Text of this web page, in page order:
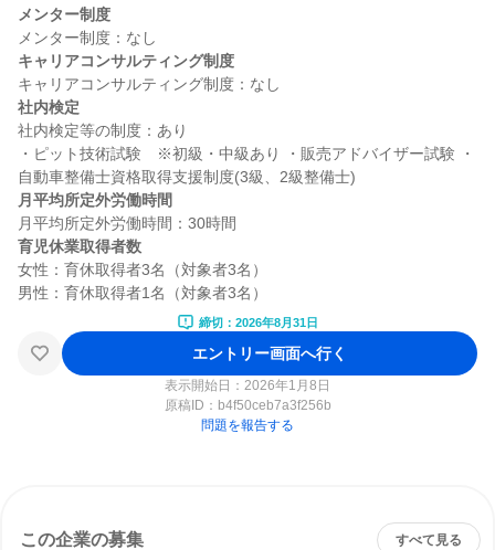
メンター制度
キャリアコンサルティング制度
社内検定
社内検定等の制度：あり
・ピット技術試験　※初級・中級あり ・販売アドバイザー試験 ・
月平均所定外労働時間
育児休業取得者数
女性：育休取得者3名（対象者3名）
締切：2026年8月31日
エントリー画面へ行く
表示開始日：2026年1月8日
原稿ID： b4f50ceb7a3f256b
問題を報告する
この企業の募集 すべて見る